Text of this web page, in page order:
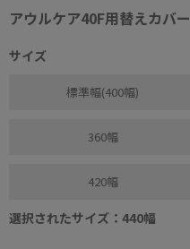
アウルケア40F用替えカバー
サイズ
標準幅(400幅)
360幅
420幅
選択されたサイズ：440幅